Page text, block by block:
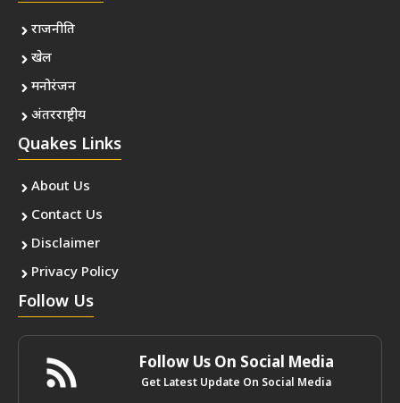
राजनीति
खेल
मनोरंजन
अंतरराष्ट्रीय
Quakes Links
About Us
Contact Us
Disclaimer
Privacy Policy
Follow Us
Follow Us On Social Media
Get Latest Update On Social Media